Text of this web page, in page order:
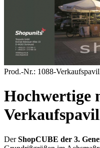
Prod.-Nr.: 1088-
Hochwertige
DerShopCUBE der 3.